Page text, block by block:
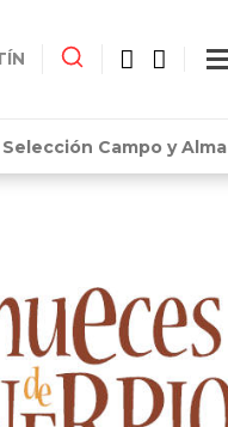
Selección Campo y Alma